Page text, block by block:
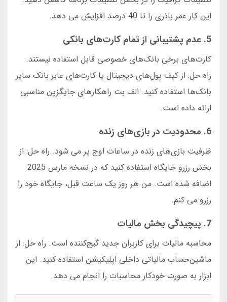
این کار عمر باتری را تا 40 درصد افزایش می دهد.
5. عدم پشتیبانی از تمام کارت‌های بانکی
کارت‌های برخی بانک‌های خصوصی قابل استفاده نیستند.
راه حل: از کیف پول‌های دیجیتال یا کارت‌های عابر بانک سایر
بانک‌ها استفاده کنید. الف بت راهکارهای جایگزین مناسبی
ارائه داده است.
6. محدودیت در بازی‌های زنده
ظرفیت بازی‌های زنده در ساعات اوج پر می شود. راه حل: از
بخش رزرو جایگاه استفاده کنید که در نسخه مارس 2025
اضافه شده است. من هر روز یک ساعت قبل، جایگاه خود را
رزرو می کنم.
7. پیچیدگی بخش مالیات
محاسبه مالیات برای کاربران جدید گیج‌کننده است. راه حل: از
ماشین‌حساب مالیاتی داخلی اپلیکیشن استفاده کنید. این
ابزار به صورت خودکار محاسبات را انجام می دهد.